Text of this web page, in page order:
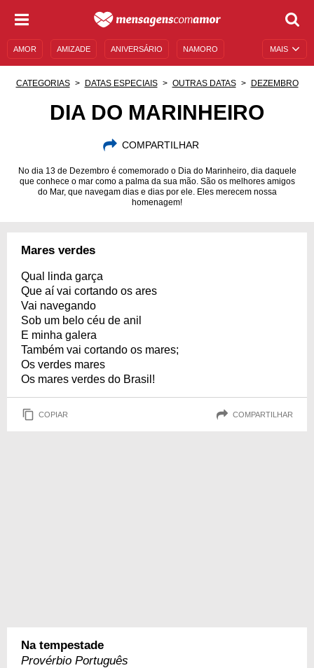
MAIS
AMOR AMIZADE ANIVERSÁRIO NAMORO
CATEGORIAS DATAS ESPECIAIS OUTRAS DATAS DEZEMBRO
DIA DO MARINHEIRO
COMPARTILHAR
No dia 13 de Dezembro é comemorado o Dia do Marinheiro, dia daquele
que conhece o mar como a palma da sua mão. São os melhores amigos
do Mar, que navegam dias e dias por ele. Eles merecem nossa
homenagem!
Mares verdes
Qual linda garça
Que aí vai cortando os ares
Vai navegando
Sob um belo céu de anil
E minha galera
Também vai cortando os mares;
Os verdes mares
Os mares verdes do Brasil!
COPIAR COMPARTILHAR
Na tempestade
Provérbio Português